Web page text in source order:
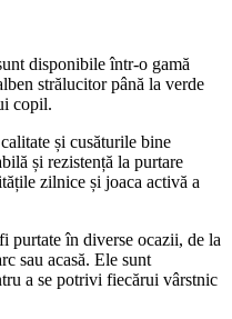
disponibile într-o gamă
strălucitor până la verde
copil.
și cusăturile bine
și rezistență la purtare
zilnice și joaca activă a
purtate în diverse ocazii, de la
sau acasă. Ele sunt
a se potrivi fiecărui vârstnic